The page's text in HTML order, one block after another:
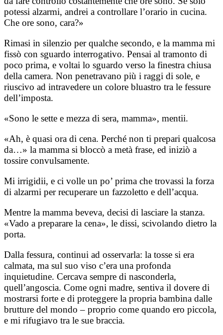
potessi alzarmi, andrei a controllare l’orario in cucina.
Che ore sono, cara?»
Rimasi in silenzio per qualche secondo, e la mamma mi
fissò con sguardo interrogativo. Pensai al tramonto di
poco prima, e voltai lo sguardo verso la finestra chiusa
della camera. Non penetravano più i raggi di sole, e
riuscivo ad intravedere un colore bluastro tra le fessure
dell’imposta.
«Sono le sette e mezza di sera, mamma», mentii.
«Ah, è quasi ora di cena. Perché non ti prepari qualcosa
da…» la mamma si bloccò a metà frase, ed iniziò a
tossire convulsamente.
Mi irrigidii, e ci volle un po’ prima che trovassi la forza
di alzarmi per recuperare un fazzoletto e dell’acqua.
Mentre la mamma beveva, decisi di lasciare la stanza.
«Vado a preparare la cena», le dissi, scivolando dietro la
porta.
Dalla fessura, continui ad osservarla: la tosse si era
calmata, ma sul suo viso c’era una profonda
inquietudine. Cercava sempre di nasconderla,
quell’angoscia. Come ogni madre, sentiva il dovere di
mostrarsi forte e di proteggere la propria bambina dalle
brutture del mondo – proprio come quando ero piccola,
e mi rifugiavo tra le sue braccia.